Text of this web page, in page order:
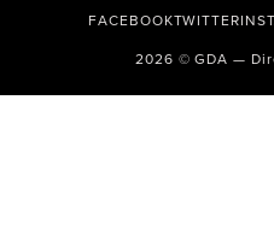
2026 © GDA —
FACEBOOKTWITTER